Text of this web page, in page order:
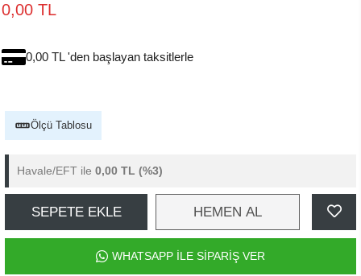
0,00 TL
0,00 TL 'den başlayan taksitlerle
Ölçü Tablosu
Havale/EFT ile 0,00 TL (%3)
SEPETE EKLE HEMEN AL
WHATSAPP İLE SİPARİŞ VER